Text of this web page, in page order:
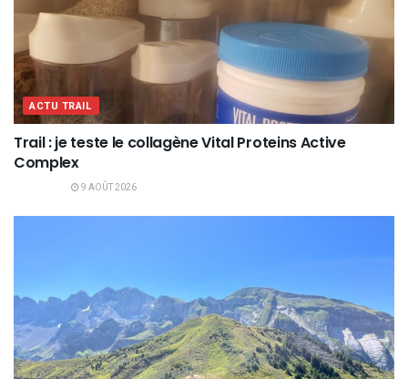
ACTU TRAIL
Trail : je teste le collagène Vital Proteins Active
Complex
9 AOÛT 2026